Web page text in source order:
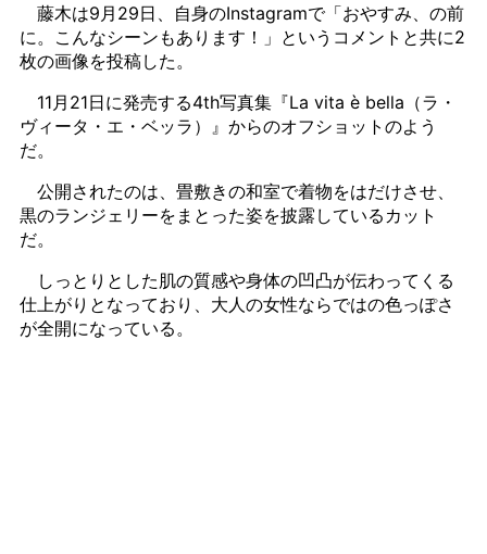
藤木は9月29日、自身のInstagramで「おやすみ、の前
に。こんなシーンもあります！」というコメントと共に2
枚の画像を投稿した。
11月21日に発売する4th写真集『La vita è bella（ラ・
ヴィータ・エ・ベッラ）』からのオフショットのよう
だ。
公開されたのは、畳敷きの和室で着物をはだけさせ、
黒のランジェリーをまとった姿を披露しているカット
だ。
しっとりとした肌の質感や身体の凹凸が伝わってくる
仕上がりとなっており、大人の女性ならではの色っぽさ
が全開になっている。